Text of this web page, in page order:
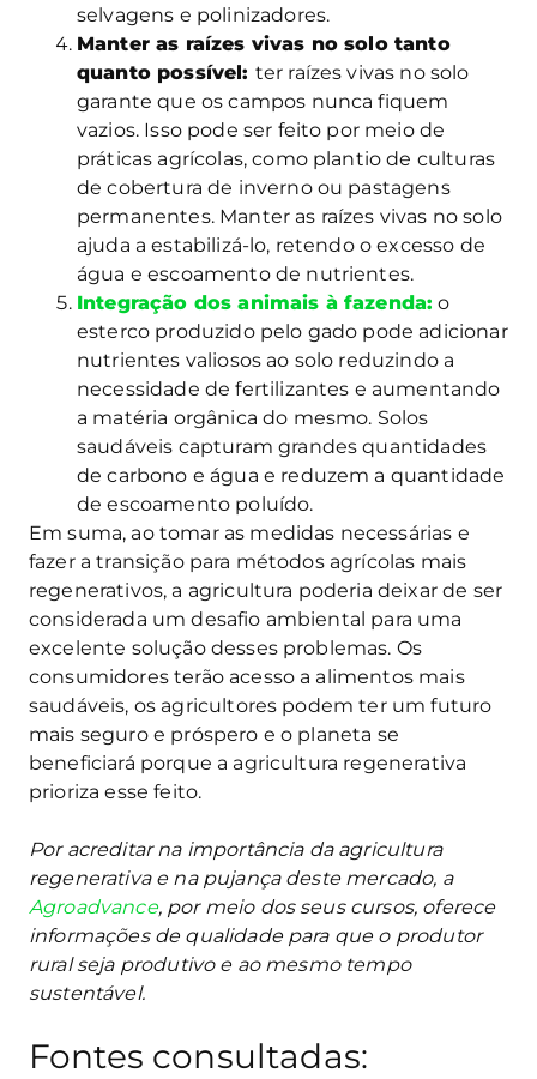
selvagens e polinizadores.
Manter as raízes vivas no solo tanto
quanto possível: ter raízes vivas no solo
garante que os campos nunca fiquem
vazios. Isso pode ser feito por meio de
práticas agrícolas, como plantio de culturas
de cobertura de inverno ou pastagens
permanentes. Manter as raízes vivas no solo
ajuda a estabilizá-lo, retendo o excesso de
água e escoamento de nutrientes.
Integração dos animais à fazenda: o
esterco produzido pelo gado pode adicionar
nutrientes valiosos ao solo reduzindo a
necessidade de fertilizantes e aumentando
a matéria orgânica do mesmo. Solos
saudáveis capturam grandes quantidades
de carbono e água e reduzem a quantidade
de escoamento poluído.
Em suma, ao tomar as medidas necessárias e
fazer a transição para métodos agrícolas mais
regenerativos, a agricultura poderia deixar de ser
considerada um desafio ambiental para uma
excelente solução desses problemas. Os
consumidores terão acesso a alimentos mais
saudáveis, os agricultores podem ter um futuro
mais seguro e próspero e o planeta se
beneficiará porque a agricultura regenerativa
prioriza esse feito.
Por acreditar na importância da agricultura
regenerativa e na pujança deste mercado, a
Agroadvance, por meio dos seus cursos, oferece
informações de qualidade para que o produtor
rural seja produtivo e ao mesmo tempo
sustentável.
Fontes consultadas: